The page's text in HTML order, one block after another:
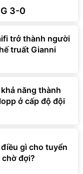
3-0
trở thành người
truất Gianni
năng thành
ở cấp độ đội
gì cho tuyển
chờ đợi?